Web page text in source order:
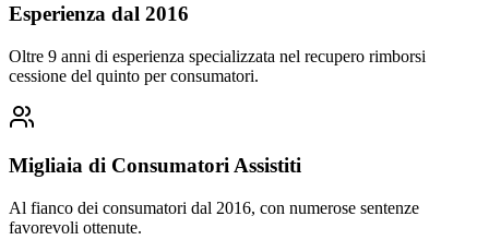
Esperienza dal 2016
Oltre 9 anni di esperienza specializzata nel recupero rimborsi
cessione del quinto per consumatori.
Migliaia di Consumatori Assistiti
Al fianco dei consumatori dal 2016, con numerose sentenze
favorevoli ottenute.